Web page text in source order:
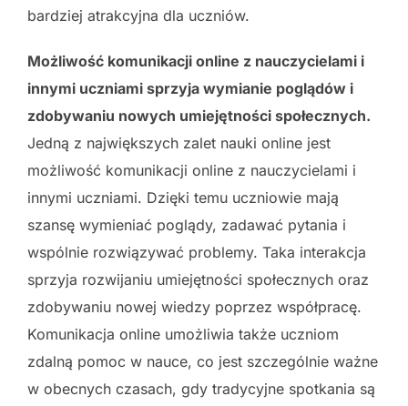
bardziej atrakcyjna dla uczniów.
Możliwość komunikacji online z nauczycielami i
innymi uczniami sprzyja wymianie poglądów i
zdobywaniu nowych umiejętności społecznych.
Jedną z największych zalet nauki online jest
możliwość komunikacji online z nauczycielami i
innymi uczniami. Dzięki temu uczniowie mają
szansę wymieniać poglądy, zadawać pytania i
wspólnie rozwiązywać problemy. Taka interakcja
sprzyja rozwijaniu umiejętności społecznych oraz
zdobywaniu nowej wiedzy poprzez współpracę.
Komunikacja online umożliwia także uczniom
zdalną pomoc w nauce, co jest szczególnie ważne
w obecnych czasach, gdy tradycyjne spotkania są